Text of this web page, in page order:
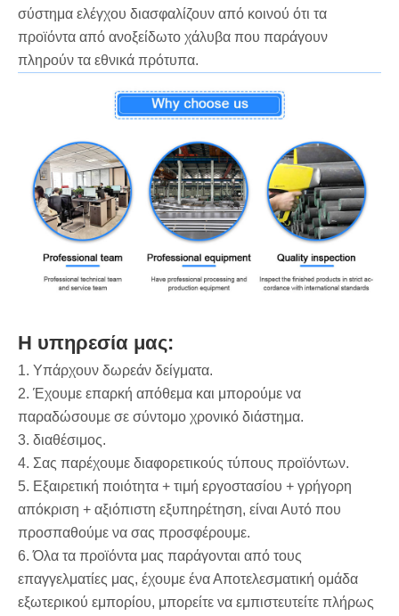
σύστημα ελέγχου διασφαλίζουν από κοινού ότι τα
προϊόντα από ανοξείδωτο χάλυβα που παράγουν
πληρούν τα εθνικά πρότυπα.
Η υπηρεσία μας:
1. Υπάρχουν δωρεάν δείγματα.
2. Έχουμε επαρκή απόθεμα και μπορούμε να
παραδώσουμε σε σύντομο χρονικό διάστημα.
3. διαθέσιμος.
4. Σας παρέχουμε διαφορετικούς τύπους προϊόντων.
5. Εξαιρετική ποιότητα + τιμή εργοστασίου + γρήγορη
απόκριση + αξιόπιστη εξυπηρέτηση, είναι Αυτό που
προσπαθούμε να σας προσφέρουμε.
6. Όλα τα προϊόντα μας παράγονται από τους
επαγγελματίες μας, έχουμε ένα Αποτελεσματική ομάδα
εξωτερικού εμπορίου, μπορείτε να εμπιστευτείτε πλήρως